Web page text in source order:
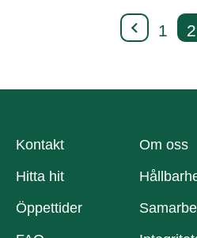
1 2
Kontakt
Hitta hit
Öppettider
Om oss